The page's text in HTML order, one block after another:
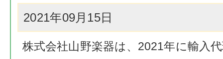
2021年09月15日
株式会社山野楽器は、2021年に輸入